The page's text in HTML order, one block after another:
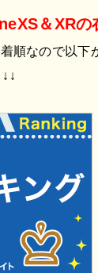
＆XRの
順なので以下